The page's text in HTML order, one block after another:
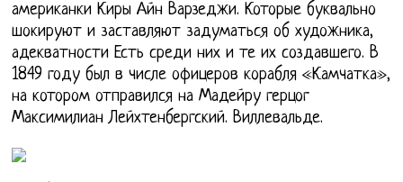
американки Киры Айн Варзеджи. Которые буквально
шокируют и заставляют задуматься об художника,
адекватности Есть среди них и те их создавшего. В
1849 году был в числе офицеров корабля «Камчатка»,
на котором отправился на Мадейру герцог
Максимилиан Лейхтенбергский. Виллевальде.